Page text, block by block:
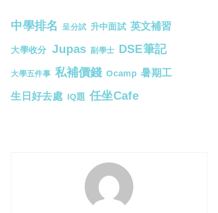
中學排名 呈分試 升中面試 英文補習
大學收分 Jupas 副學士 DSE筆記
大學五件事 私補價錢 Ocamp 暑期工
生日好去處 IQ題 任坐Cafe